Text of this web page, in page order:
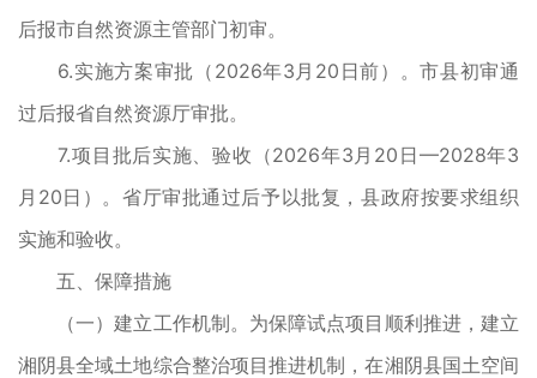
后报市自然资源主管部门初审。
6.实施方案审批（2026年3月20日前）。市县初审通
过后报省自然资源厅审批。
7.项目批后实施、验收（2026年3月20日—2028年3
月20日）。省厅审批通过后予以批复，县政府按要求组织
实施和验收。
五、保障措施
（一）建立工作机制。为保障试点项目顺利推进，建立
湘阴县全域土地综合整治项目推进机制，在湘阴县国土空间